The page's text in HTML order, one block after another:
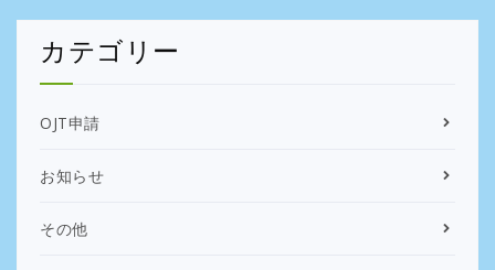
カテゴリー
OJT申請
お知らせ
その他